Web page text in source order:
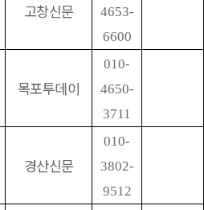
고창신문
4653-
6600
목포투데이
010-
4650-
3711
경산신문
010-
3802-
9512